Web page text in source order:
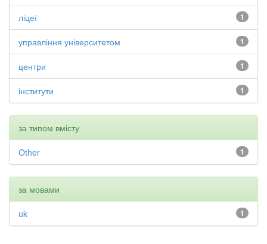
1
ліцеї
1
управління університетом
1
центри
1
інститути
за типом вмісту
1
Other
за мовами
1
uk